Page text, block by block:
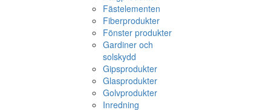
Fästelementen
Fiberprodukter
Fönster produkter
Gardiner och
solskydd
Gipsprodukter
Glasprodukter
Golvprodukter
Inredning